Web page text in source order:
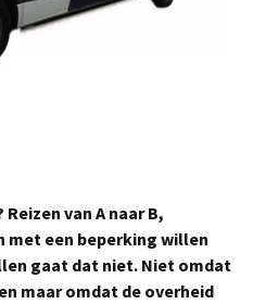
van A naar B,
met een beperking willen
gaat dat niet. Niet omdat
maar omdat de overheid